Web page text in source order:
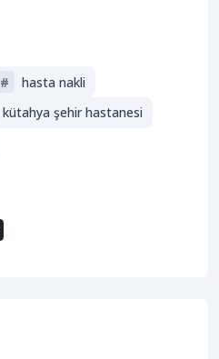
#
hasta nakli
kütahya şehir hastanesi